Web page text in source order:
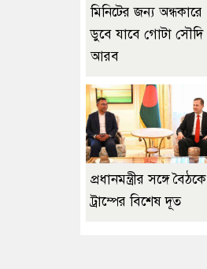
মিনিটের জন্য অন্ধকারে
ডুবে যাবে গোটা সৌদি
আরব
প্রধানমন্ত্রীর সঙ্গে বৈঠকে
ট্রাম্পের বিশেষ দূত